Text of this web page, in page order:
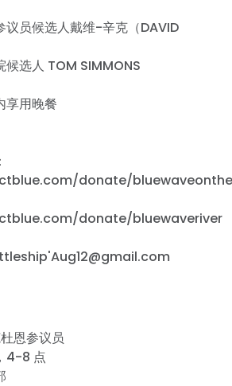
议员候选人戴维-辛克（DAVID
候选人 TOM SIMMONS
享用晚餐
donate/
donate/bluewaveriver
恩参议员
4-8 点